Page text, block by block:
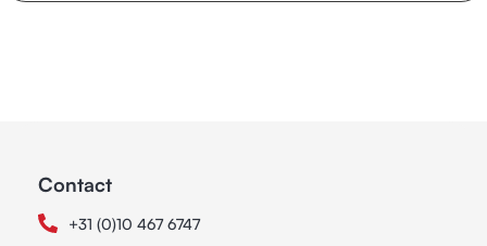
Contact
+31 (0)10 467 6747